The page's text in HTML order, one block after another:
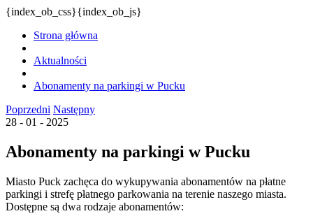
{index_ob_css}{index_ob_js}
Strona główna
Aktualności
Abonamenty na parkingi w Pucku
Poprzedni Następny
28 - 01 - 2025
Abonamenty na parkingi w Pucku
Miasto Puck zachęca do wykupywania abonamentów na płatne
parkingi i strefę płatnego parkowania na terenie naszego miasta.
Dostępne są dwa rodzaje abonamentów: